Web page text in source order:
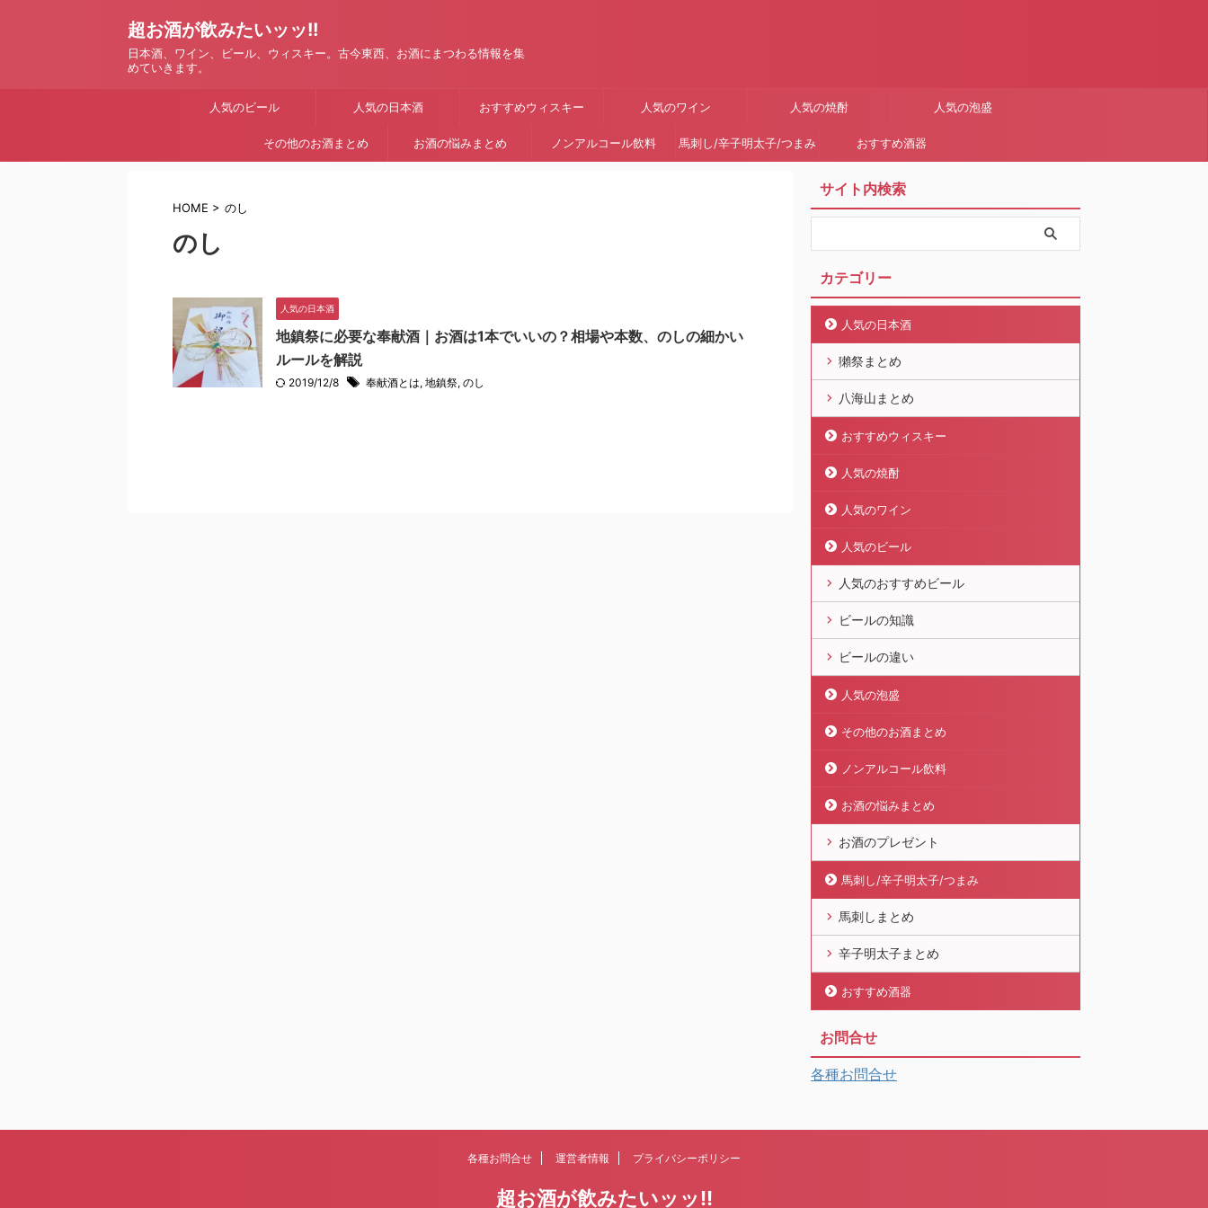
超お酒が飲みたいッッ!!
日本酒、ワイン、ビール、ウィスキー。古今東西、お酒にまつわる情報を集
めていきます。
人気のビール 人気の日本酒 おすすめウィスキー 人気のワイン 人気の焼酎 人気の泡盛
その他のお酒まとめ お酒の悩みまとめ ノンアルコール飲料 馬刺し/辛子明太子/つまみ おすすめ酒器
HOME > のし
のし
人気の日本酒
地鎮祭に必要な奉献酒｜お酒は1本でいいの？相場や本数、のしの細かい
ルールを解説
2019/12/8 奉献酒とは, 地鎮祭, のし
サイト内検索
カテゴリー
人気の日本酒
獺祭まとめ
八海山まとめ
おすすめウィスキー
人気の焼酎
人気のワイン
人気のビール
人気のおすすめビール
ビールの知識
ビールの違い
人気の泡盛
その他のお酒まとめ
ノンアルコール飲料
お酒の悩みまとめ
お酒のプレゼント
馬刺し/辛子明太子/つまみ
馬刺しまとめ
辛子明太子まとめ
おすすめ酒器
お問合せ
各種お問合せ
各種お問合せ 運営者情報 プライバシーポリシー
超お酒が飲みたいッッ!!